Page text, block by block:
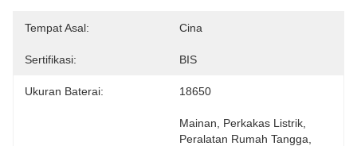
Tempat Asal: Cina
Sertifikasi: BIS
Ukuran Baterai: 18650
Mainan, Perkakas Listrik,
Peralatan Rumah Tangga,